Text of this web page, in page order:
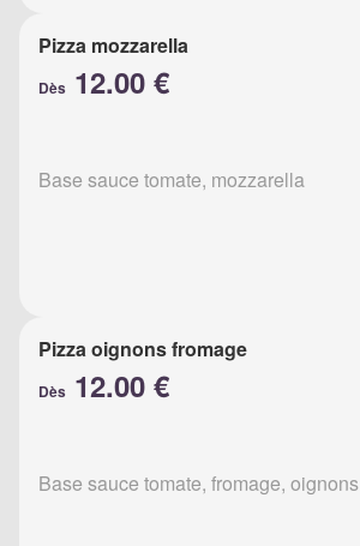
Pizza mozzarella
Dès 12.00 €
Base sauce tomate, mozzarella
Pizza oignons fromage
Dès 12.00 €
Base sauce tomate, fromage, oignons